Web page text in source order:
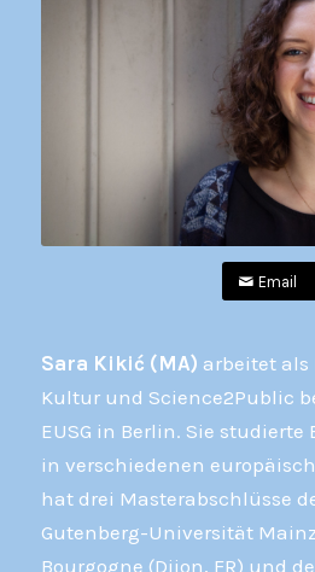
Email
Sara Kikić (MA) arbeitet als
Kultur und Science2Public
EUSG in Berlin. Sie studierte
in verschiedenen
hat drei Masterabschlüsse
Gutenberg-Universität
Bourgogne (Dijon, FR) und